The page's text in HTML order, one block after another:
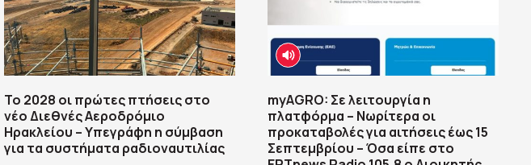
Το 2028 οι πρώτες πτήσεις στο
νέο Διεθνές Αεροδρόμιο
Ηρακλείου – Υπεγράφη η σύμβαση
για τα συστήματα ραδιοναυτιλίας
myAGRO: Σε λειτουργία η
πλατφόρμα – Νωρίτερα οι
προκαταβολές για αιτήσεις έως 15
Σεπτεμβρίου – Όσα είπε στο